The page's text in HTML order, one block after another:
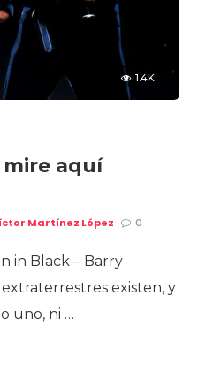
1.4K
mire aquí
Martínez López 0
in Black – Barry
existen, y
uno, ni …